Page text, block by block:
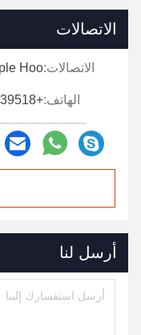
الاتصالات
الاتصالات:Hoo
الهاتف:+86-531-59639518
أرسل لنا